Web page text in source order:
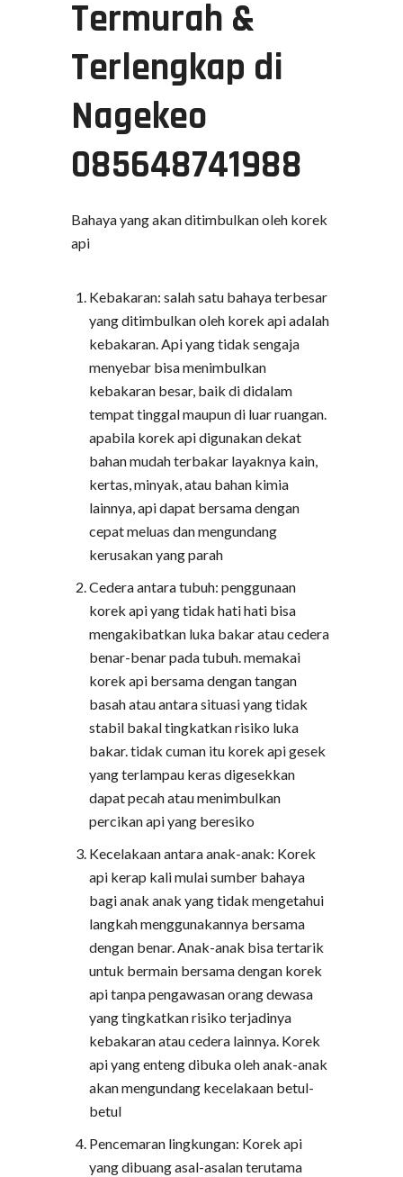
Termurah &
Terlengkap di
Nagekeo
085648741988
Bahaya yang akan ditimbulkan oleh korek
api
Kebakaran: salah satu bahaya terbesar
yang ditimbulkan oleh korek api adalah
kebakaran. Api yang tidak sengaja
menyebar bisa menimbulkan
kebakaran besar, baik di didalam
tempat tinggal maupun di luar ruangan.
apabila korek api digunakan dekat
bahan mudah terbakar layaknya kain,
kertas, minyak, atau bahan kimia
lainnya, api dapat bersama dengan
cepat meluas dan mengundang
kerusakan yang parah
Cedera antara tubuh: penggunaan
korek api yang tidak hati hati bisa
mengakibatkan luka bakar atau cedera
benar-benar pada tubuh. memakai
korek api bersama dengan tangan
basah atau antara situasi yang tidak
stabil bakal tingkatkan risiko luka
bakar. tidak cuman itu korek api gesek
yang terlampau keras digesekkan
dapat pecah atau menimbulkan
percikan api yang beresiko
Kecelakaan antara anak-anak: Korek
api kerap kali mulai sumber bahaya
bagi anak anak yang tidak mengetahui
langkah menggunakannya bersama
dengan benar. Anak-anak bisa tertarik
untuk bermain bersama dengan korek
api tanpa pengawasan orang dewasa
yang tingkatkan risiko terjadinya
kebakaran atau cedera lainnya. Korek
api yang enteng dibuka oleh anak-anak
akan mengundang kecelakaan betul-
betul
Pencemaran lingkungan: Korek api
yang dibuang asal-asalan terutama